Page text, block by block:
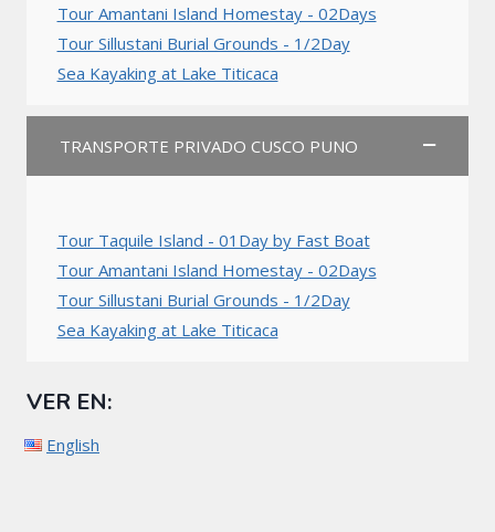
Tour Amantani Island Homestay - 02Days
Tour Sillustani Burial Grounds - 1/2Day
Sea Kayaking at Lake Titicaca
TRANSPORTE PRIVADO CUSCO PUNO
Tour Taquile Island - 01Day by Fast Boat
Tour Amantani Island Homestay - 02Days
Tour Sillustani Burial Grounds - 1/2Day
Sea Kayaking at Lake Titicaca
VER EN:
English